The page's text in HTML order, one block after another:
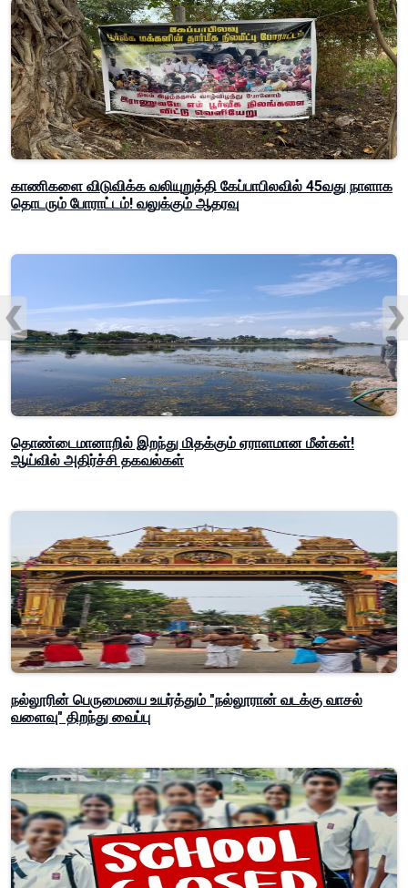
காணிகளை விடுவிக்க வலியுறுத்தி கேப்பாபிலவில் 45வது நாளாக
தொடரும் போராட்டம்! வலுக்கும் ஆதரவு
தொண்டைமானாறில் இறந்து மிதக்கும் ஏராளமான மீன்கள்!
ஆய்வில் அதிர்ச்சி தகவல்கள்
நல்லூரின் பெருமையை உயர்த்தும் "நல்லூரான் வடக்கு வாசல்
வளைவு" திறந்து வைப்பு